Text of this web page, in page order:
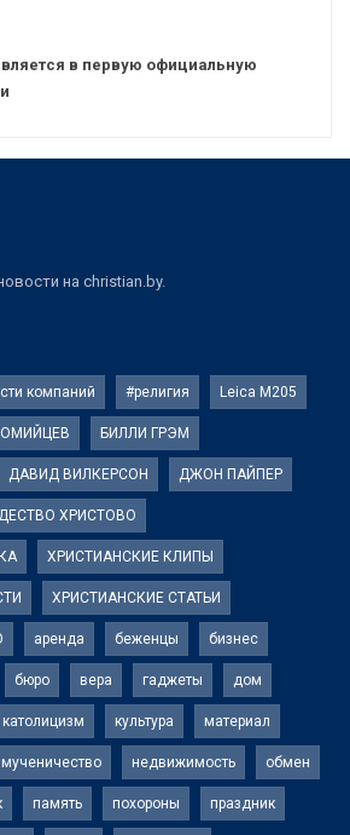
в первую официальную
на christian.by.
компаний #религия Leica M205
БИЛЛИ ГРЭМ
ДАВИД ВИЛКЕРСОН ДЖОН ПАЙПЕР
ХРИСТОВО
ХРИСТИАНСКИЕ КЛИПЫ
ХРИСТИАНСКИЕ СТАТЬИ
аренда беженцы бизнес
бюро вера гаджеты дом
католицизм культура материал
мученичество недвижимость обмен
память похороны праздник